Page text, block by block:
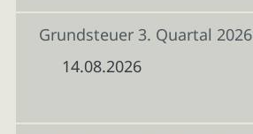
Grundsteuer 3. Quartal 2026
14.08.2026